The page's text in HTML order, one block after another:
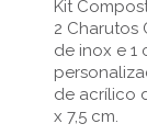
Kit
2 Charutos
de inox e 1
de acrílico
x 7,5 cm.